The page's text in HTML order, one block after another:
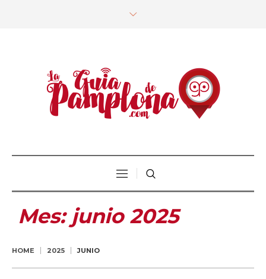
Mes: junio 2025
HOME 2025 JUNIO